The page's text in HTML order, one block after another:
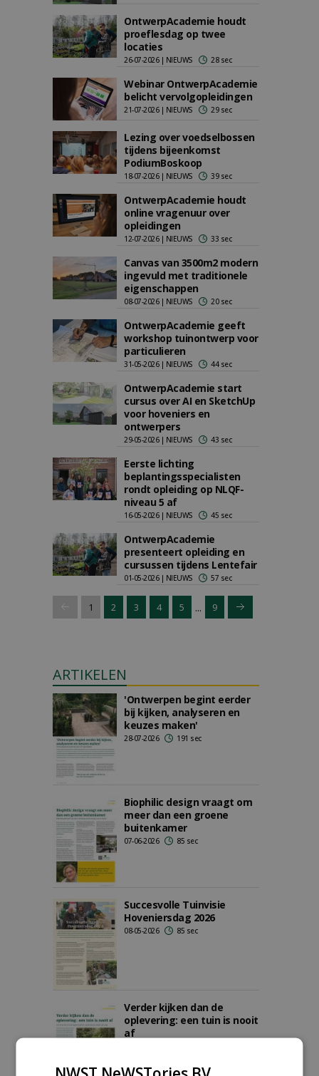
OntwerpAcademie houdt
proeflesdag op twee
locaties
26-07-2026 | NIEUWS 28 sec
Webinar OntwerpAcademie
belicht vervolgopleidingen
21-07-2026 | NIEUWS 29 sec
Lezing over voedselbossen
tijdens bijeenkomst
PodiumBoskoop
18-07-2026 | NIEUWS 39 sec
OntwerpAcademie houdt
online vragenuur over
opleidingen
12-07-2026 | NIEUWS 33 sec
Canvas van 3500m2 modern
ingevuld met traditionele
eigenschappen
08-07-2026 | NIEUWS 20 sec
OntwerpAcademie geeft
workshop tuinontwerp voor
particulieren
31-05-2026 | NIEUWS 44 sec
OntwerpAcademie start
cursus over AI en SketchUp
voor hoveniers en
ontwerpers
29-05-2026 | NIEUWS 43 sec
Eerste lichting
beplantingsspecialisten
rondt opleiding op NLQF-
niveau 5 af
16-05-2026 | NIEUWS 45 sec
OntwerpAcademie
presenteert opleiding en
cursussen tijdens Lentefair
01-05-2026 | NIEUWS 57 sec
1 2 3 4 5 ... 9
ARTIKELEN
'Ontwerpen begint eerder
bij kijken, analyseren en
keuzes maken'
28-07-2026 191 sec
Biophilic design vraagt om
meer dan een groene
buitenkamer
07-06-2026 85 sec
Succesvolle Tuinvisie
Hoveniersdag 2026
08-05-2026 85 sec
Verder kijken dan de
oplevering: een tuin is nooit
af